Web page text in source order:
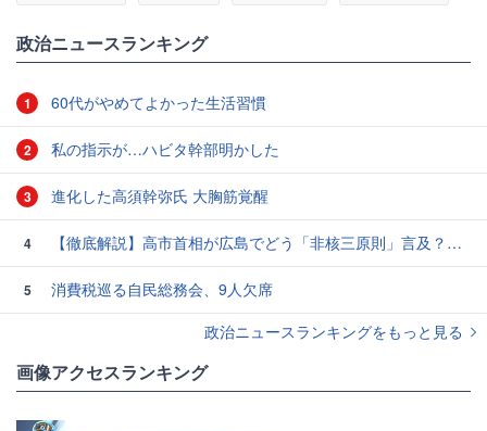
政治ニュースランキング
1 60代がやめてよかった生活習慣
2 私の指示が…ハビタ幹部明かした
3 進化した高須幹弥氏 大胸筋覚醒
4 【徹底解説】高市首相が広島でどう「非核三原則」言及？現状にとどめ将来は明言せず 著書では「邪魔になる」と主張
5
消費税巡る自民総務会、9人欠席
政治ニュースランキングをもっと見る
画像アクセスランキング